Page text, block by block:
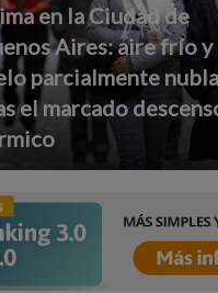
en la Ciudad de
Aires: aire frío y
parcialmente
el marcado